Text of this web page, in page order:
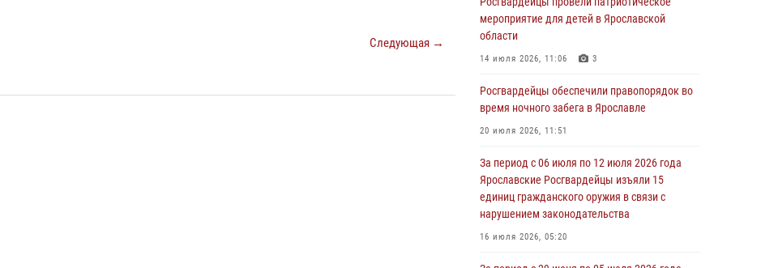
Следующая →
Ярославские росгвардейцы за прошедшую
неделю совершили более 300 выездов по
03 августа 2026, 07:09
Ярославле
03 августа 2026, 06:20
За период с 20 июля по 26 июля 2026 года
нарушением законодательства
мероприятие для детей в Ярославской
области
14 июля 2026, 11:06 3
Росгвардейцы обеспечили правопорядок во
время ночного забега в Ярославле
20 июля 2026, 11:51
За период с 06 июля по 12 июля 2026 года
Ярославские Росгвардейцы изъяли 15
единиц гражданского оружия в связи с
нарушением законодательства
16 июля 2026, 05:20